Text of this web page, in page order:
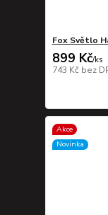
Fox Světlo
899 Kč/ks
743 Kč bez
Akce
Novinka